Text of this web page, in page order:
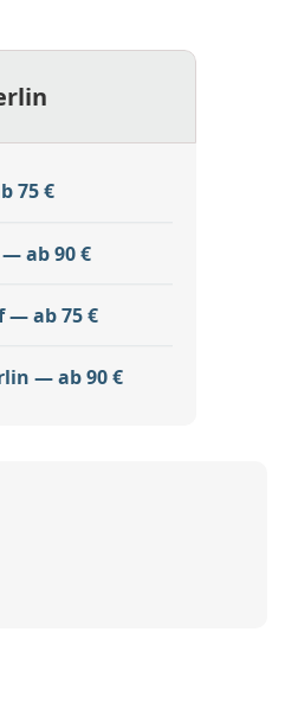
75 €
ab 90 €
— ab 75 €
— ab 90 €